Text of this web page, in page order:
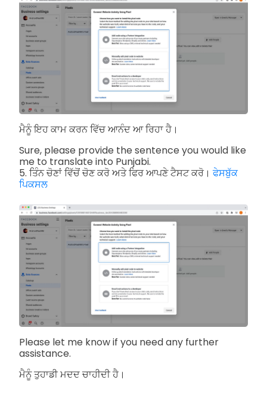
ਮੈਨੂੰ ਇਹ ਕਾਮ ਕਰਨ ਵਿੱਚ ਆਨੰਦ ਆ ਰਿਹਾ ਹੈ।
Sure, please provide the sentence you would like
me to translate into Punjabi.
5. ਤਿੰਨ ਚੋਣਾਂ ਵਿੱਚੋਂ ਚੋਣ ਕਰੋ ਅਤੇ ਫਿਰ ਆਪਣੇ ਟੈਸਟ ਕਰੋ।ਫੇਸਬੁੱਕ
ਪਿਕਸਲ
Please let me know if you need any further
assistance.
ਮੈਨੂੰ ਤੁਹਾਡੀ ਮਦਦ ਚਾਹੀਦੀ ਹੈ।